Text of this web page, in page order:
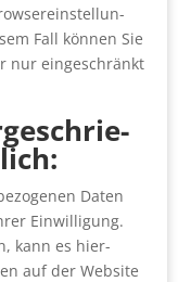
Fall kön­nen Sie
nur ein­ge­schränkt
Daten
Ein­wil­li­gung.
kann es hier­
auf der Web­site